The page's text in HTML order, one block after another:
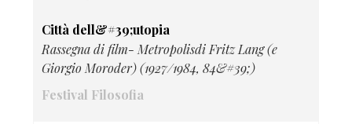
Città dell&#39;utopia
Rassegna di film- Metropolisdi Fritz Lang (e
Giorgio Moroder) (1927/1984, 84&#39;)
Festival Filosofia